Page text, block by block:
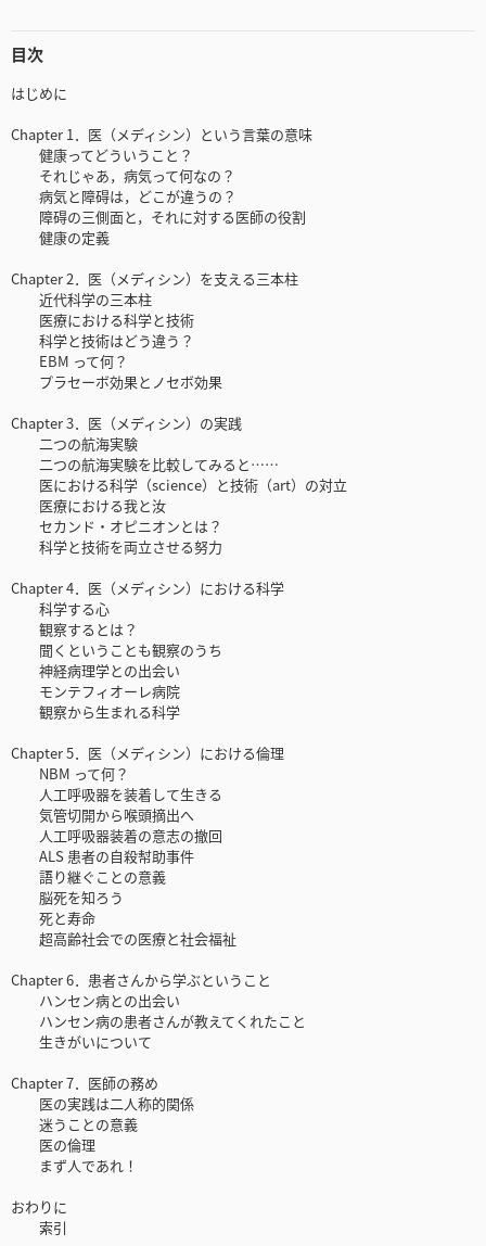
目次
はじめに
Chapter 1．医（メディシン）という言葉の意味
健康ってどういうこと？
それじゃあ，病気って何なの？
病気と障碍は，どこが違うの？
障碍の三側面と，それに対する医師の役割
健康の定義
Chapter 2．医（メディシン）を支える三本柱
近代科学の三本柱
医療における科学と技術
科学と技術はどう違う？
EBM って何？
プラセーボ効果とノセボ効果
Chapter 3．医（メディシン）の実践
二つの航海実験
二つの航海実験を比較してみると……
医における科学（science）と技術（art）の対立
医療における我と汝
セカンド・オピニオンとは？
科学と技術を両立させる努力
Chapter 4．医（メディシン）における科学
科学する心
観察するとは？
聞くということも観察のうち
神経病理学との出会い
モンテフィオーレ病院
観察から生まれる科学
Chapter 5．医（メディシン）における倫理
NBM って何？
人工呼吸器を装着して生きる
気管切開から喉頭摘出へ
人工呼吸器装着の意志の撤回
ALS 患者の自殺幇助事件
語り継ぐことの意義
脳死を知ろう
死と寿命
超高齢社会での医療と社会福祉
Chapter 6．患者さんから学ぶということ
ハンセン病との出会い
ハンセン病の患者さんが教えてくれたこと
生きがいについて
Chapter 7．医師の務め
医の実践は二人称的関係
迷うことの意義
医の倫理
まず人であれ！
おわりに
索引